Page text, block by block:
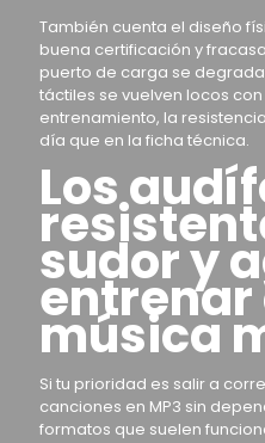
También cuenta el diseño
buena certificación y
puerto de carga se
táctiles se vuelven locos
entrenamiento, la
día que en la ficha técnica.
Los
sudor y
entrenar
música
Si tu prioridad es salir a
canciones en MP3 sin
formatos que suelen